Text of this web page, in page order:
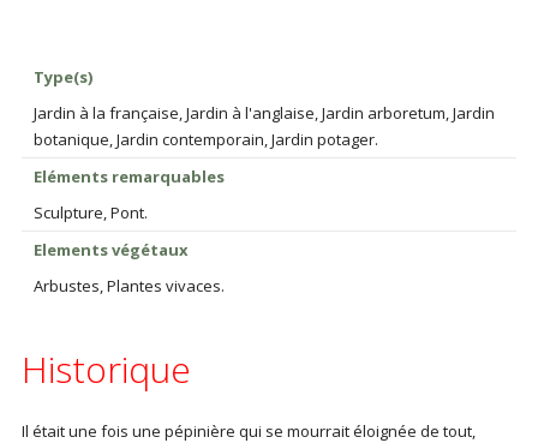
Type(s)
Jardin à la française, Jardin à l'anglaise, Jardin arboretum, Jardin
botanique, Jardin contemporain, Jardin potager.
Eléments remarquables
Sculpture, Pont.
Elements végétaux
Arbustes, Plantes vivaces.
Historique
Il était une fois une pépinière qui se mourrait éloignée de tout,